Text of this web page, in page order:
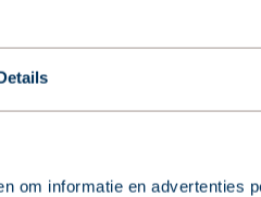
om informatie en advertenties